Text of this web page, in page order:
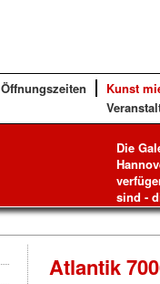
Öffnungszeiten
Kunst
Die
sind -
Atlantik